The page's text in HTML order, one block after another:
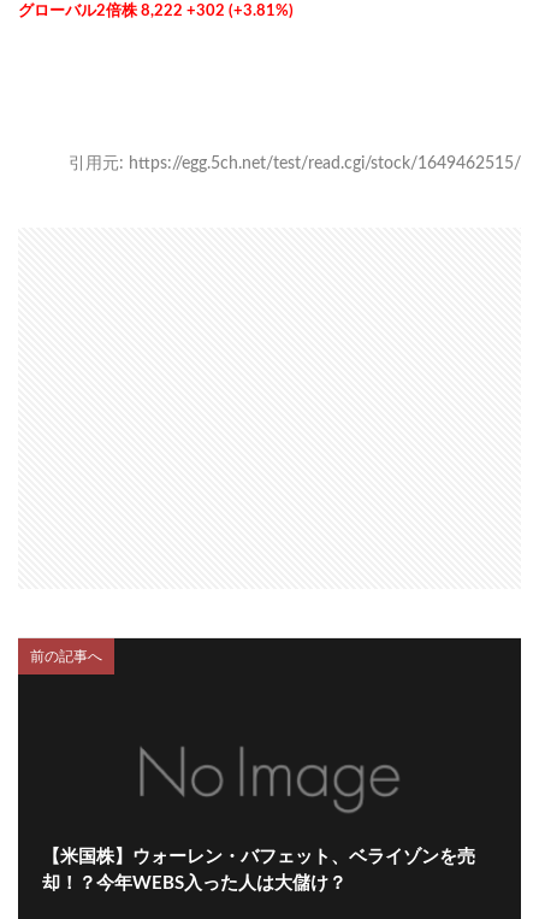
グローバル2倍株 8,222 +302 (+3.81%)
引用元: https://egg.5ch.net/test/read.cgi/stock/1649462515/
前の記事へ
【米国株】ウォーレン・バフェット、ベライゾンを売
却！？今年WEBS入った人は大儲け？